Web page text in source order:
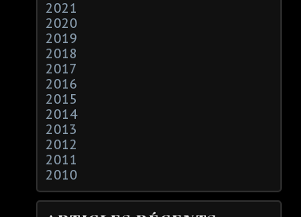
2021
2020
2019
2018
2017
2016
2015
2014
2013
2012
2011
2010